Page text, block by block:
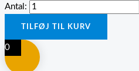
Antal:
TILFØJ TIL KURV
0